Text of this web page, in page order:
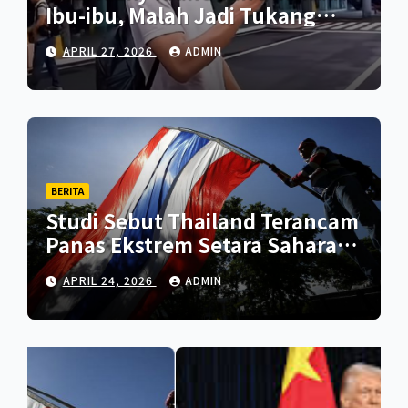
Ibu-ibu, Malah Jadi Tukang
Foto
APRIL 27, 2026 ADMIN
BERITA
Studi Sebut Thailand Terancam
Panas Ekstrem Setara Sahara
Tahun 2070
APRIL 24, 2026 ADMIN